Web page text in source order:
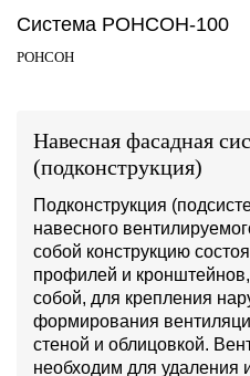
Система РОНСОН-100
РОНСОН
Навесная фасадная
(подконструкция)
Подконструкция
навесного
собой конструкцию
профилей и
собой, для крепления
формирования
стеной и облицовкой.
необходим для удаления